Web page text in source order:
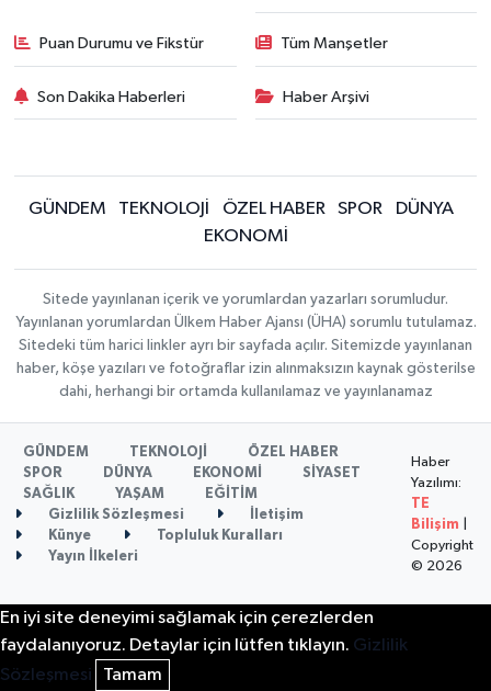
Puan Durumu ve Fikstür Tüm Manşetler
Son Dakika Haberleri Haber Arşivi
GÜNDEM TEKNOLOJİ ÖZEL HABER SPOR
DÜNYA
EKONOMİ
Sitede yayınlanan içerik ve yorumlardan yazarları sorumludur.
Yayınlanan yorumlardan Ülkem Haber Ajansı (ÜHA) sorumlu tutulamaz.
Sitedeki tüm harici linkler ayrı bir sayfada açılır. Sitemizde yayınlanan
haber, köşe yazıları ve fotoğraflar izin alınmaksızın kaynak gösterilse
dahi, herhangi bir ortamda kullanılamaz ve yayınlanamaz
GÜNDEM TEKNOLOJİ
ÖZEL HABER
SPOR
DÜNYA EKONOMİ
SİYASET
SAĞLIK
YAŞAM
EĞİTİM
Gizlilik Sözleşmesi
İletişim
Künye
Topluluk Kuralları
Yayın İlkeleri
Haber
Yazılımı:
TE
Bilişim
Copyright
© 2026
En iyi site deneyimi sağlamak için çerezlerden
faydalanıyoruz. Detaylar için lütfen tıklayın. Gizlilik
Sözleşmesi
Tamam